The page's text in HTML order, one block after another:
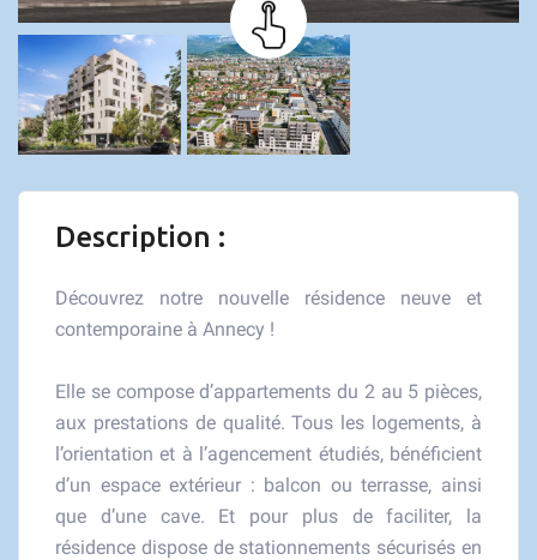
Description :
Découvrez notre nouvelle résidence neuve et
contemporaine à Annecy !
Elle se compose d’appartements du 2 au 5 pièces,
aux prestations de qualité. Tous les logements, à
l’orientation et à l’agencement étudiés, bénéficient
d’un espace extérieur : balcon ou terrasse, ainsi
que d’une cave. Et pour plus de faciliter, la
résidence dispose de stationnements sécurisés en